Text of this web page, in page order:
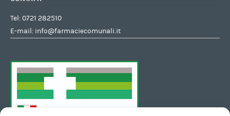
Tel:0721 282510
E-mail: info@farmaciecomunali.it